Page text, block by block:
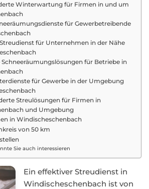
Winterwartung für Firmen in und um
für Gewerbetreibende
für Unternehmen in der Nähe
Schneeräumungslösungen für Betriebe in
für Gewerbe in der Umgebung
Streulösungen für Firmen in
und Umgebung
in Windischeschenbach
von 50 km
Sie auch interessieren
Ein effektiver Streudienst in
Windischeschenbach ist von